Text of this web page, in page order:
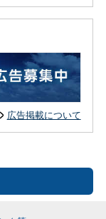
広告掲載について